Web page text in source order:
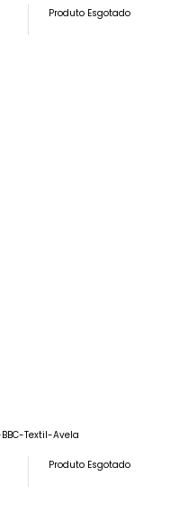
Produto Esgotado
Produto Esgotado